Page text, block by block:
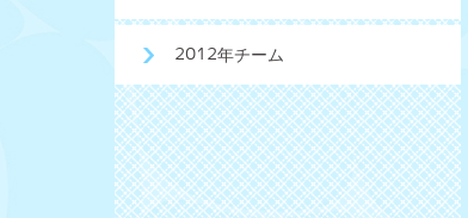
2012年チーム